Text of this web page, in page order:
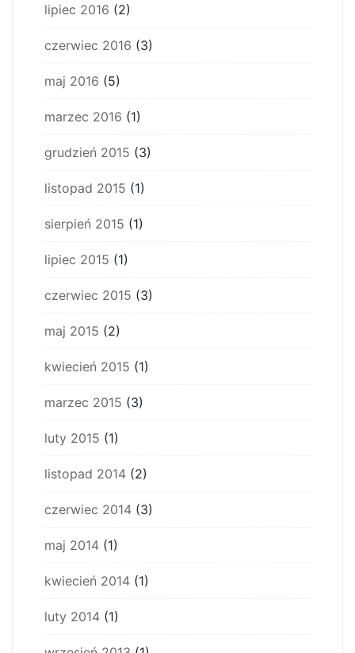
lipiec 2016 (2)
czerwiec 2016 (3)
maj 2016 (5)
marzec 2016 (1)
grudzień 2015 (3)
listopad 2015 (1)
sierpień 2015 (1)
lipiec 2015 (1)
czerwiec 2015 (3)
maj 2015 (2)
kwiecień 2015 (1)
marzec 2015 (3)
luty 2015 (1)
listopad 2014 (2)
czerwiec 2014 (3)
maj 2014 (1)
kwiecień 2014 (1)
luty 2014 (1)